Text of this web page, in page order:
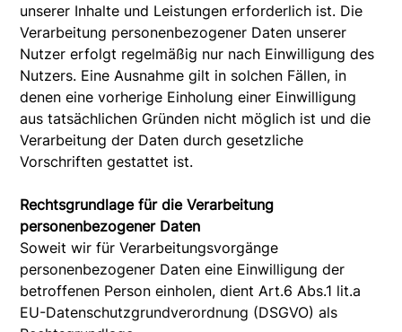
unserer Inhalte und Leistungen erforderlich ist. Die
Verarbeitung personenbezogener Daten unserer
Nutzer erfolgt regelmäßig nur nach Einwilligung des
Nutzers. Eine Ausnahme gilt in solchen Fällen, in
denen eine vorherige Einholung einer Einwilligung
aus tatsächlichen Gründen nicht möglich ist und die
Verarbeitung der Daten durch gesetzliche
Vorschriften gestattet ist.
Rechtsgrundlage für die Verarbeitung
personenbezogener Daten
Soweit wir für Verarbeitungsvorgänge
personenbezogener Daten eine Einwilligung der
betroffenen Person einholen, dient Art.6 Abs.1 lit.a
EU-Datenschutzgrundverordnung (DSGVO) als